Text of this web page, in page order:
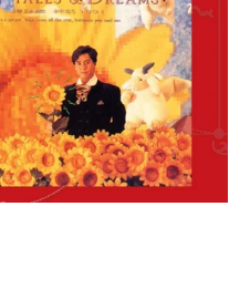
在
簿
中
開
啟
第
1